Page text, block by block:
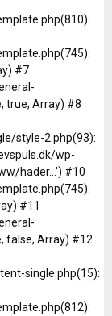
#7
true, Array) #8
style-2.php(93):
wp-
hader...') #10
#11
false, Array) #12
single.php(15):